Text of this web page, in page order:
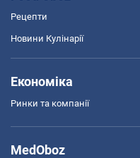
Рецепти
Новини Кулінарії
Економіка
Ринки та компанії
MedOboz